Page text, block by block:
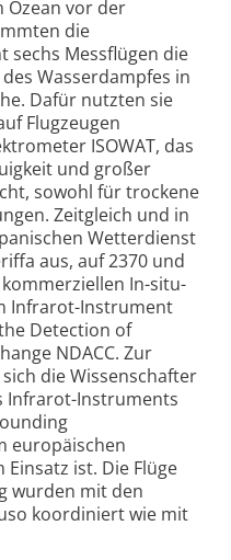
Ozean vor der
die
sechs Messflügen die
Wasserdampfes in
Dafür nutzten sie
Flugzeugen
ISOWAT, das
und großer
sowohl für trockene
Zeitgleich und in
Wetterdienst
aus, auf 2370 und
In-situ-
Infrarot-Instrument
Detection of
NDACC. Zur
die Wissenschafter
Infrarot-Instruments
europäischen
Einsatz ist. Die Flüge
wurden mit den
koordiniert wie mit